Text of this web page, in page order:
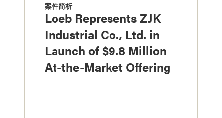
案件简析
Loeb Represents ZJK
Industrial Co., Ltd. in
Launch of $9.8 Million
At-the-Market Offering